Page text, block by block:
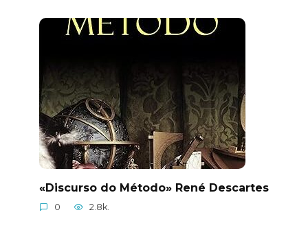
«Discurso do Método» René Descartes
0 2.8k.